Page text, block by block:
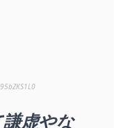
95bZKS1L0
虚やな